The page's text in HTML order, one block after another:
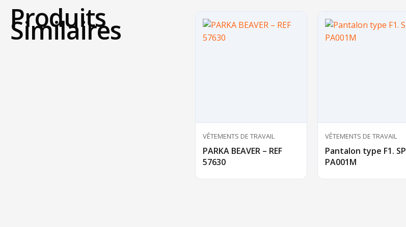
Produits
Similaires
VÊTEMENTS DE TRAVAIL
PARKA BEAVER – REF
57630
VÊTEMENTS DE TRAVAIL
Pantalon type F1. SP
PA001M